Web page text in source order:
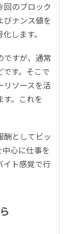
回のブロック
びナンス値を
します。
ですが、通常
す。そこで
リソースを活
。これを
酬としてビッ
心に仕事を
イト感覚で行